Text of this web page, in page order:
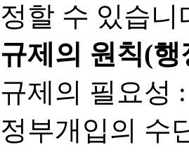
정할 수 있습니
규제의 원칙(
규제의 필요성
정부개입의 수